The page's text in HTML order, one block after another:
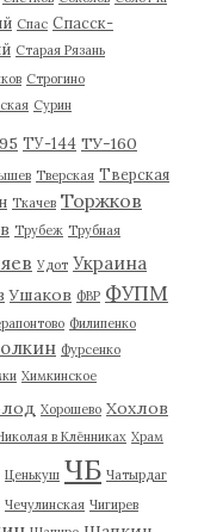
Спас Спасск-
Старая Рязань
Строгино
Сурин
ТУ-144 ТУ-160
Тверская Тверская
Ткачев Торжков
Трубеж Трубная
Удот Украина
Ушаков ФВР ФУПМ
Филипенко
Фурсенко
Химкинское
Хорошево Хохлов
в Клённиках Храм
Ценькуш ЧБ Чатырдаг
Чечулинская Чигирев